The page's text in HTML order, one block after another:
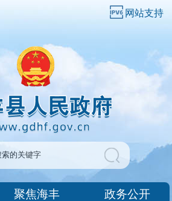
网站支持
聚焦海丰
政务公开